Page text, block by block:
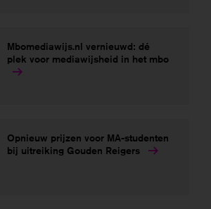
Mbomediawijs.nl vernieuwd: dé
plek voor mediawijsheid in het mbo
Opnieuw prijzen voor MA-studenten
bij uitreiking Gouden Reigers
Opslaan